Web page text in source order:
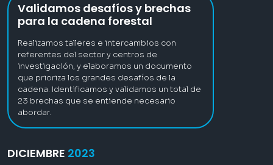
Validamos desafíos y brechas
para la cadena forestal
Realizamos talleres e intercambios con
referentes del sector y centros de
investigación, y elaboramos un documento
que prioriza los grandes desafíos de la
cadena. Identificamos y validamos un total de
23 brechas que se entiende necesario
abordar.
DICIEMBRE 2023